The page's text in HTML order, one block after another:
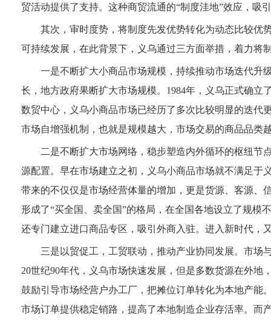
贸活动提供了支持。这种商贸流通的“制度洼地”效应，吸
其次，审时度势，将制度先发优势转化为动态比较优
可持续发展，在此背景下，义乌通过三方面举措，着力将
一是不断扩大小商品市场规模，持续推动市场迭代升
长，地方政府果断扩大市场规模。1984年，义乌正式确
数贸中心，义乌小商品市场已经历了多次比较明显的迭代
市场自增强机制，也就是规模越大，市场交易的商品品类
二是不断扩大市场网络，稳步塑造内外循环的枢纽节
源配置。早在市场建立之初，义乌小商品市场就不满足于
带来的不仅仅是市场经营体量的增加，更是货源、客源、
形成了“买全国、卖全国”的格局，在全国各地设立了规模
还专门建立进口商品专区，吸引外商入驻。进入新时代，
三是以贸促工，工贸联动，推动产业协同发展。市场
20世纪90年代，义乌市场快速发展，但是多数货源在外地
鼓励引导市场经营户办工厂，把摊位订单转化为本地产能
市场订单提供稳定销路，提高了本地制造企业存活率。而